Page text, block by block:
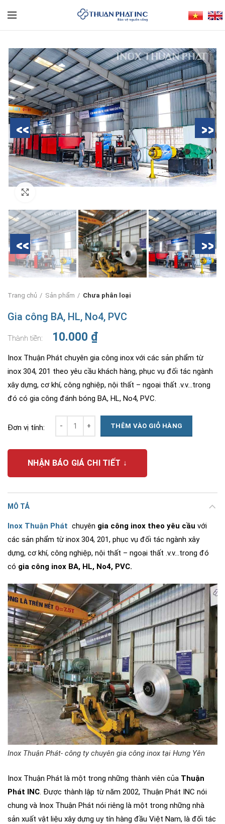
Trang chủ Sản phẩm Chưa phân loại
Gia công BA, HL, No4, PVC
10.000 ₫
Inox Thuận Phát chuyên gia công inox với các sản phẩm từ
inox 304, 201 theo yêu cầu khách hàng, phục vụ đối tác ngành
xây dựng, cơ khí, công nghiệp, nội thất – ngoại thất .v.v…trong
đó có gia công đánh bóng BA, HL, No4, PVC.
Đơn vị tính: THÊM VÀO GIỎ HÀNG
NHẬN BÁO GIÁ CHI TIẾT ↓
MÔ TẢ
Inox Thuận Phát chuyên gia công inox theo yêu cầu với
các sản phẩm từ inox 304, 201, phục vụ đối tác ngành xây
dựng, cơ khí, công nghiệp, nội thất – ngoại thất .v.v…trong đó
có gia công inox BA, HL, No4, PVC.
Inox Thuận Phát- công ty chuyên gia công inox tại Hưng Yên
Inox Thuận Phát là một trong những thành viên của Thuận
Phát INC. Được thành lập từ năm 2002, Thuận Phát INC nói
chung và Inox Thuận Phát nói riêng là một trong những nhà
sản xuất vật liệu xây dựng uy tín hàng đầu Việt Nam, là đối tác